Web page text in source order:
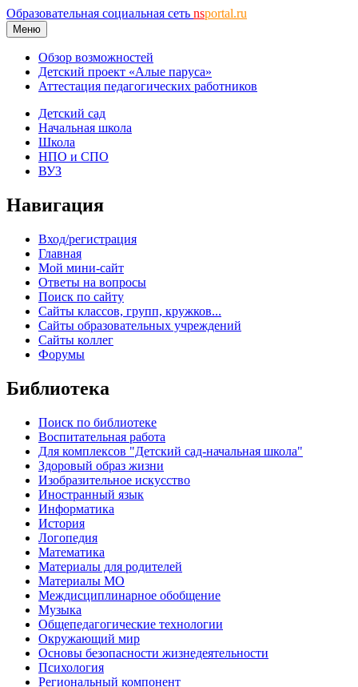
Образовательная социальная сеть nsportal.ru
Меню
Обзор возможностей
Детский проект «Алые паруса»
Аттестация педагогических работников
Детский сад
Начальная школа
Школа
НПО и СПО
ВУЗ
Навигация
Вход/регистрация
Главная
Мой мини-сайт
Ответы на вопросы
Поиск по сайту
Сайты классов, групп, кружков...
Сайты образовательных учреждений
Сайты коллег
Форумы
Библиотека
Поиск по библиотеке
Воспитательная работа
Для комплексов "Детский сад-начальная школа"
Здоровый образ жизни
Изобразительное искусство
Иностранный язык
Информатика
История
Логопедия
Математика
Материалы для родителей
Материалы МО
Междисциплинарное обобщение
Музыка
Общепедагогические технологии
Окружающий мир
Основы безопасности жизнедеятельности
Психология
Региональный компонент